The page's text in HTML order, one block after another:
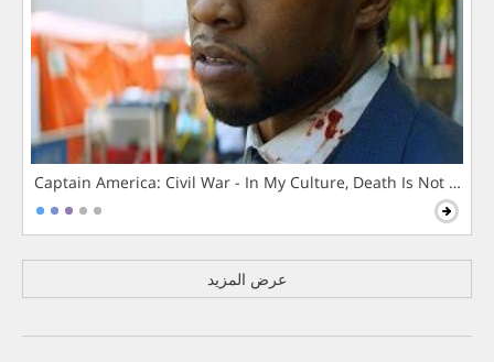
Captain America: Civil War - In My Culture, Death Is Not The
عرض المزيد